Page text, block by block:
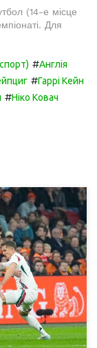
(14-е місце
Для
#Англія
#Гаррі Кейн
#Ніко Ковач